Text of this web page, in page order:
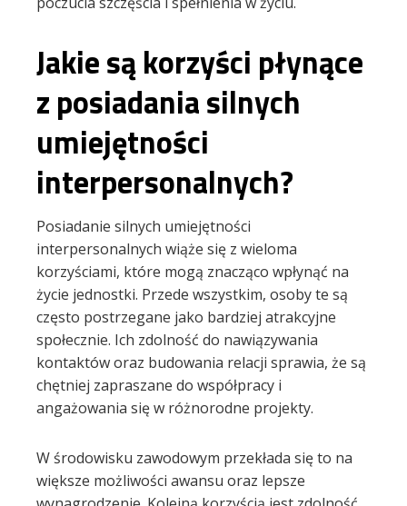
Jakie są korzyści płynące
z posiadania silnych
umiejętności
interpersonalnych?
Posiadanie silnych umiejętności
interpersonalnych wiąże się z wieloma
korzyściami, które mogą znacząco wpłynąć na
życie jednostki. Przede wszystkim, osoby te są
często postrzegane jako bardziej atrakcyjne
społecznie. Ich zdolność do nawiązywania
kontaktów oraz budowania relacji sprawia, że są
chętniej zapraszane do współpracy i
angażowania się w różnorodne projekty.
W środowisku zawodowym przekłada się to na
większe możliwości awansu oraz lepsze